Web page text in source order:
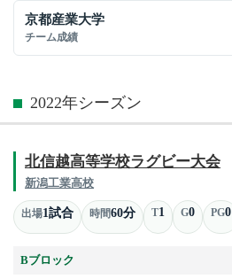
京都産業大学
チーム成績
2022年シーズン
北信越高等学校ラグビー大会
新潟工業高校
出場1試合 時間60分 T1 G0 PG0
Bブロック